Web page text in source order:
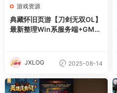
游戏资源
典藏怀旧页游【刀剑无双OL】
最新整理Win系服务端+GM工
JXLOG 2025-08-14